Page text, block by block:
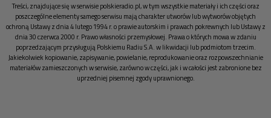
Treści, znajdujące się w serwisie polskieradio.pl, w tym wszystkie materiały i ich części oraz
poszczególne elementy samego serwisu mają charakter utworów lub wytworów objętych
ochroną Ustawy z dnia 4 lutego 1994 r. o prawie autorskim i prawach pokrewnych lub Ustawy z
dnia 30 czerwca 2000 r. Prawo własności przemysłowej. Prawa o których mowa w zdaniu
poprzedzającym przysługują Polskiemu Radiu S.A. w likwidacji lub podmiotom trzecim.
Jakiekolwiek kopiowanie, zapisywanie, powielanie, reprodukowanie oraz rozpowszechnianie
materiałów zamieszczonych w serwisie, zarówno w części, jak i w całości jest zabronione bez
uprzedniej pisemnej zgody uprawnionego.